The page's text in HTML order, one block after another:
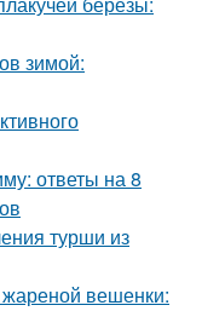
зимой:
ответы на 8
турши из
вешенки: